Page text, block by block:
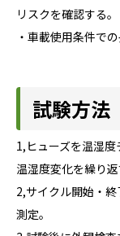
リスクを確
・車載使用条件で
試験方法
1,ヒューズを温湿
温湿度変化を繰り返
2,サイクル開始・終
測定。